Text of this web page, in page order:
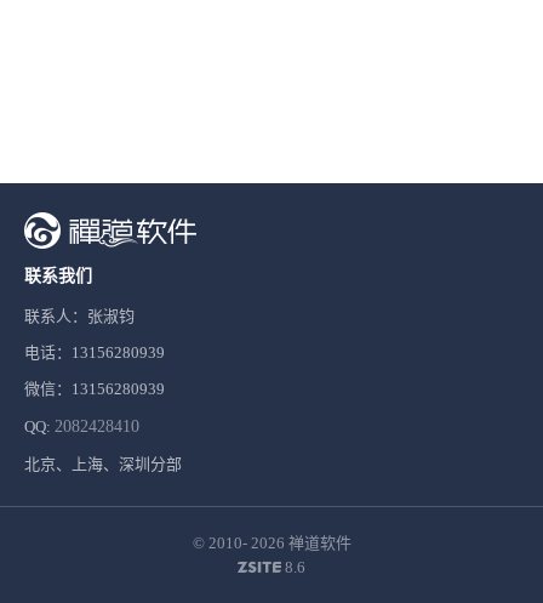
联系我们
联系人：张淑钧
电话：13156280939
微信：13156280939
QQ: 2082428410
北京、上海、深圳分部
© 2010- 2026 禅道软件
8.6